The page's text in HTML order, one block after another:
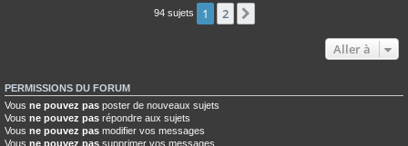
94 sujets 1 2
Aller à
PERMISSIONS DU FORUM
Vous ne pouvez pas poster de nouveaux sujets
Vous ne pouvez pas répondre aux sujets
Vous ne pouvez pas modifier vos messages
Vous ne pouvez pas supprimer vos messages